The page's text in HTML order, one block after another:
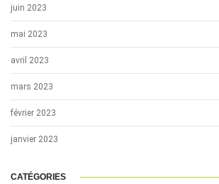
juin 2023
mai 2023
avril 2023
mars 2023
février 2023
janvier 2023
CATÉGORIES